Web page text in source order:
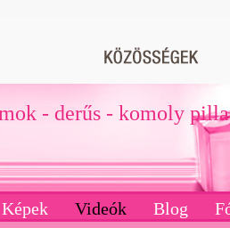
- derűs - komoly
Képek Videók Blog